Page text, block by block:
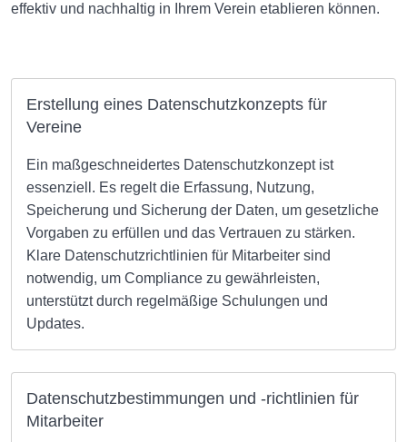
effektiv und nachhaltig in Ihrem Verein etablieren können.
Erstellung eines Datenschutzkonzepts für
Vereine
Ein maßgeschneidertes Datenschutzkonzept ist
essenziell. Es regelt die Erfassung, Nutzung,
Speicherung und Sicherung der Daten, um gesetzliche
Vorgaben zu erfüllen und das Vertrauen zu stärken.
Klare Datenschutzrichtlinien für Mitarbeiter sind
notwendig, um Compliance zu gewährleisten,
unterstützt durch regelmäßige Schulungen und
Updates.
Datenschutzbestimmungen und -richtlinien für
Mitarbeiter